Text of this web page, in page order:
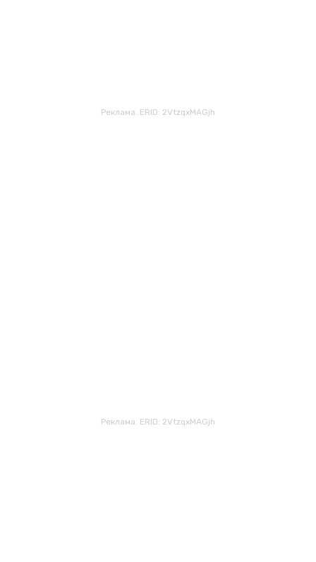
Реклама. ERID: 2VtzqxMAGjh
Реклама. ERID: 2VtzqxMAGjh